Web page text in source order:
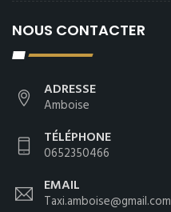
NOUS CONTACTER
ADRESSE
Amboise
TÉLÉPHONE
0652350466
EMAIL
Taxi.amboise@gmail.com